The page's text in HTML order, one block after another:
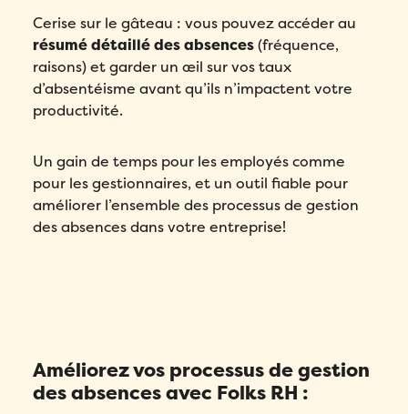
Cerise sur le gâteau : vous pouvez accéder au
résumé détaillé des absences(fréquence,
raisons) et garder un œil sur vos taux
d’absentéisme avant qu’ils n’impactent votre
productivité.
Un gain de temps pour les employés comme
pour les gestionnaires, et un outil fiable pour
améliorer l’ensemble des processus de gestion
des absences dans votre entreprise!
Améliorez vos processus de gestion
des absences avec Folks RH :